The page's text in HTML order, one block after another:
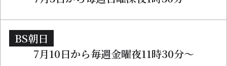
BS朝日
7月10日から毎週金曜夜11時30分〜